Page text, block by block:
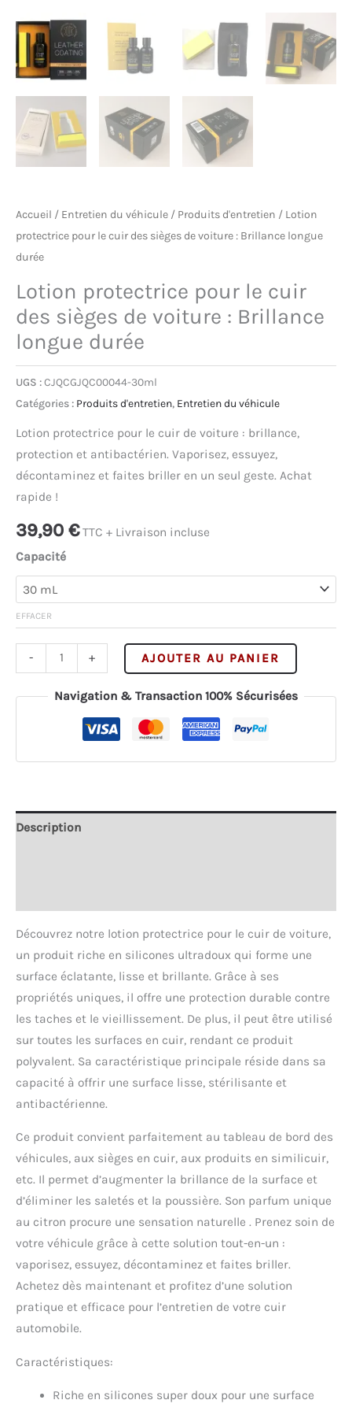
Accueil / Entretien du véhicule / Produits d'entretien / Lotion
protectrice pour le cuir des sièges de voiture : Brillance longue
durée
Lotion protectrice pour le cuir
des sièges de voiture : Brillance
longue durée
UGS :CJQCGJQC00044-30ml
Catégories : Produits d'entretien, Entretien du véhicule
Lotion protectrice pour le cuir de voiture : brillance,
protection et antibactérien. Vaporisez, essuyez,
décontaminez et faites briller en un seul geste. Achat
rapide !
39,90 € TTC + Livraison incluse
Capacité
EFFACER
-
quantité
de
Lotion
le
sièges
Brillance
longue
durée
+ AJOUTER AU PANIER
Navigation & Transaction 100% Sécurisées
Description
Découvrez notre lotion protectrice pour le cuir de voiture,
un produit riche en silicones ultradoux qui forme une
surface éclatante, lisse et brillante. Grâce à ses
propriétés uniques, il offre une protection durable contre
les taches et le vieillissement. De plus, il peut être utilisé
sur toutes les surfaces en cuir, rendant ce produit
polyvalent. Sa caractéristique principale réside dans sa
capacité à offrir une surface lisse, stérilisante et
antibactérienne.
Ce produit convient parfaitement au tableau de bord des
véhicules, aux sièges en cuir, aux produits en similicuir,
etc. Il permet d’augmenter la brillance de la surface et
d’éliminer les saletés et la poussière. Son parfum unique
au citron procure une sensation naturelle . Prenez soin de
votre véhicule grâce à cette solution tout-en-un :
vaporisez, essuyez, décontaminez et faites briller.
Achetez dès maintenant et profitez d’une solution
pratique et efficace pour l’entretien de votre cuir
automobile.
Caractéristiques:
Riche en silicones super doux pour une surface